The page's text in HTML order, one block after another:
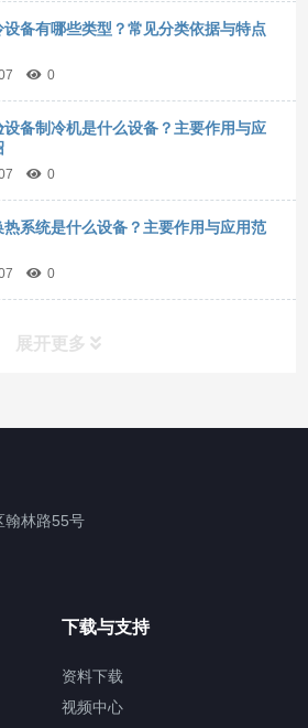
设备有哪些类型？常见分类依据与特点
0
设备制冷机是什么设备？主要作用与应
0
热系统是什么设备？主要作用与应用范
0
展开更多
器
翰林路55号
下载与支持
资料下载
视频中心